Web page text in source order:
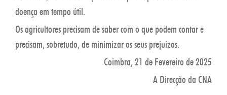
doença em tempo útil.
Os agricultores precisam de saber com o que podem contar e
precisam, sobretudo, de minimizar os seus prejuízos.
Coimbra, 21 de Fevereiro de 2025
A Direcção da CNA